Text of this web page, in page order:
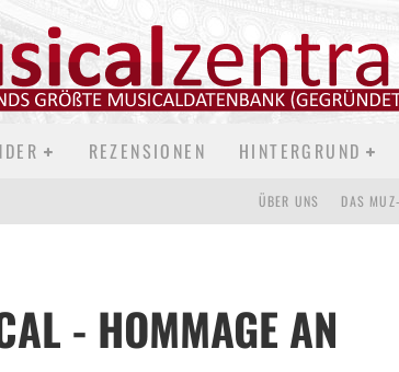
REZENSIONEN HINTERGRUND
ÜBER UNS DAS
- HOMMAGE AN